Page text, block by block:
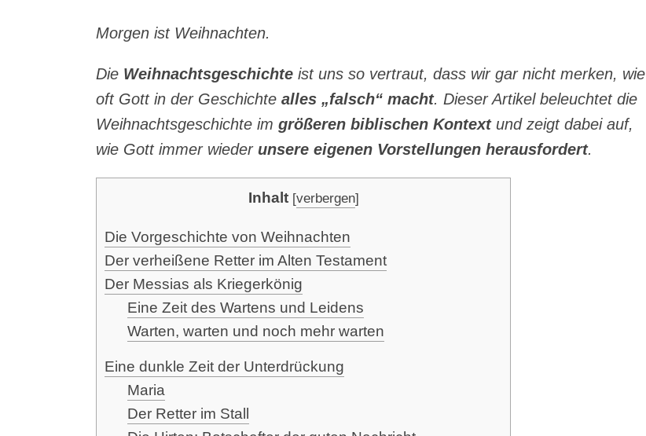
Mor­gen ist Weihnachten.
Die Weih­nachts­ge­schich­te ist uns so ver­traut, dass wir gar nicht mer­ken, wie
oft Gott in der Geschich­te alles „falsch“ macht. Die­ser Arti­kel beleuch­tet die
Weih­nachts­ge­schich­te im grö­ße­ren bibli­schen Kon­textund zeigt dabei auf,
wie Gott immer wie­der unse­re eige­nen Vor­stel­lun­gen her­aus­for­dert.
Inhalt [verbergen]
Die Vor­ge­schich­te von Weihnachten
Der ver­hei­ße­ne Ret­ter im Alten Testament
Der Mes­si­as als Kriegerkönig
Eine Zeit des War­tens und Leidens
War­ten, war­ten und noch mehr warten
Eine dunk­le Zeit der Unterdrückung
Maria
Der Ret­ter im Stall